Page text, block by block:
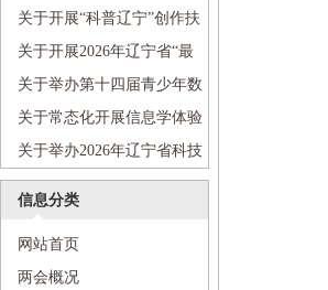
首席科学传播专家遴选聘任工
作的通知
关于开展“科普辽宁”创作扶
持计划项目申报工作的通知
关于开展2026年辽宁省“最
美科技工作者”宣传选树活动的
通知
关于举办第十四届青少年数
学创新营的通知
关于常态化开展信息学体验
活动的通知
关于举办2026年辽宁省科技
活动周和辽宁省“全国科技工作
信息分类
网站首页
两会概况